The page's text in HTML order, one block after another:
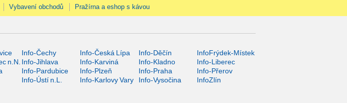
Vybavení obchodů Pražírna a eshop s kávou
Info-Čechy Info-Česká Lípa Info-Děčín
InfoFrýdek-Místek
n.N. Info-Jihlava Info-Karviná Info-Kladno
Info-Liberec
Info-Pardubice Info-Plzeň Info-Praha
Info-Přerov
Info-Ústí n.L. Info-Karlovy Vary Info-Vysočina InfoZlín